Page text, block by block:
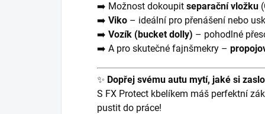
➡️ Možnost dokoupit separační vložku
➡️ Viko – ideální pro přenášení nebo
➡️ Vozík (bucket dolly) – pohodlné
➡️ A pro skutečné fajnšmekry –
✨ Dopřej svému autu mytí, jaké si
S FX Protect kbelíkem máš perfektní
pustit do práce!